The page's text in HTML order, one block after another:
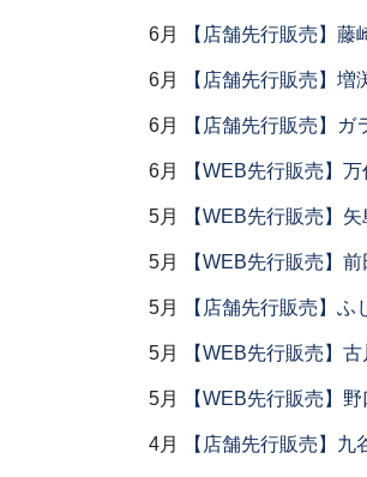
6月 【店舗先行販売】
6月 【店舗先行販売】増
6月 【店舗先行販売】ガ
6月 【WEB先行販売】
5月 【WEB先行販売】
5月 【WEB先行販売】
5月 【店舗先行販売】ふ
5月 【WEB先行販売】
5月 【WEB先行販売】
4月 【店舗先行販売】九